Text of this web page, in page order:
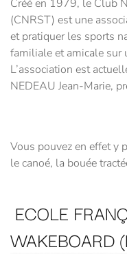
Créé en 1979, le Club
(CNRST) est une
et pratiquer les sports
familiale et amicale sur
L’association est
NEDEAU Jean-Marie,
Vous pouvez en effet y
le canoé, la bouée
ECOLE
WAKEBOARD